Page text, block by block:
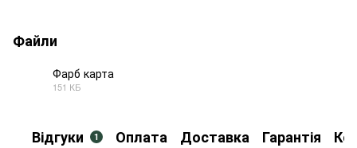
Файли
Фарб карта
151 КБ
Відгуки 1 Оплата Доставка Гарантія